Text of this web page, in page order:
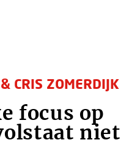
CRIS ZOMERDIJK
focus op
niet